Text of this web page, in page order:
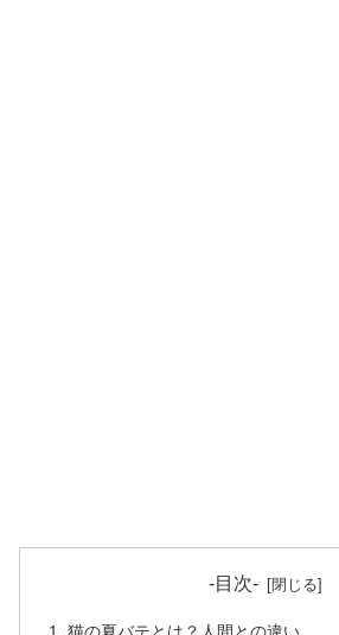
-目次-
猫の夏バテとは？人間との違い